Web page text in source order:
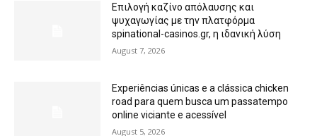
Επιλογή καζίνο απόλαυσης και
ψυχαγωγίας με την πλατφόρμα
spinational-casinos.gr, η ιδανική λύση
August 7, 2026
Experiências únicas e a clássica chicken
road para quem busca um passatempo
online viciante e acessível
August 5, 2026